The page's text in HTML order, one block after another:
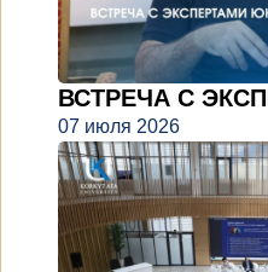
ВСТРЕЧА С
07 июля 2026